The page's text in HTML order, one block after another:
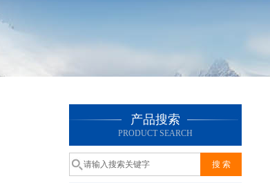
产品搜索
PRODUCT SEARCH